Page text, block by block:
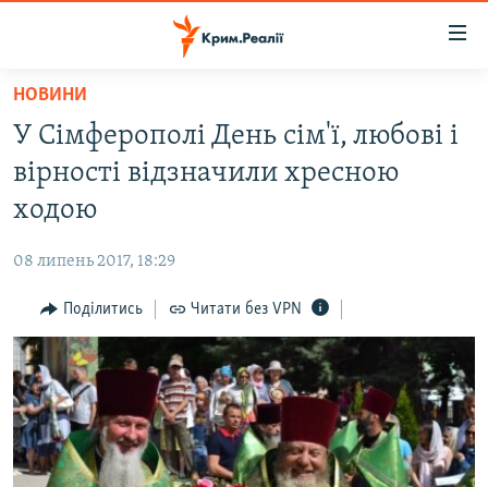
Перейти
основного
матеріалу
Перейти
до
основної
Перейти
до
пошуку
НОВИНИ
ВОДА.КРИМ
ВІДЕО ТА ФОТО
БЛОГИ
ПОГЛЯД
ІНТЕРВ'Ю
ВСЕ ЗА ДЕНЬ
СПЕЦПРОЕКТИ
ДЕПОРТАЦІЯ
ЯК ОБІЙТИ БЛОКУВАННЯ
НОВИНИ
У Сімферополі День сім'ї, любові і
вірності відзначили хресною
ходою
08 липень 2017, 18:29
Поділитись Читати без VPN